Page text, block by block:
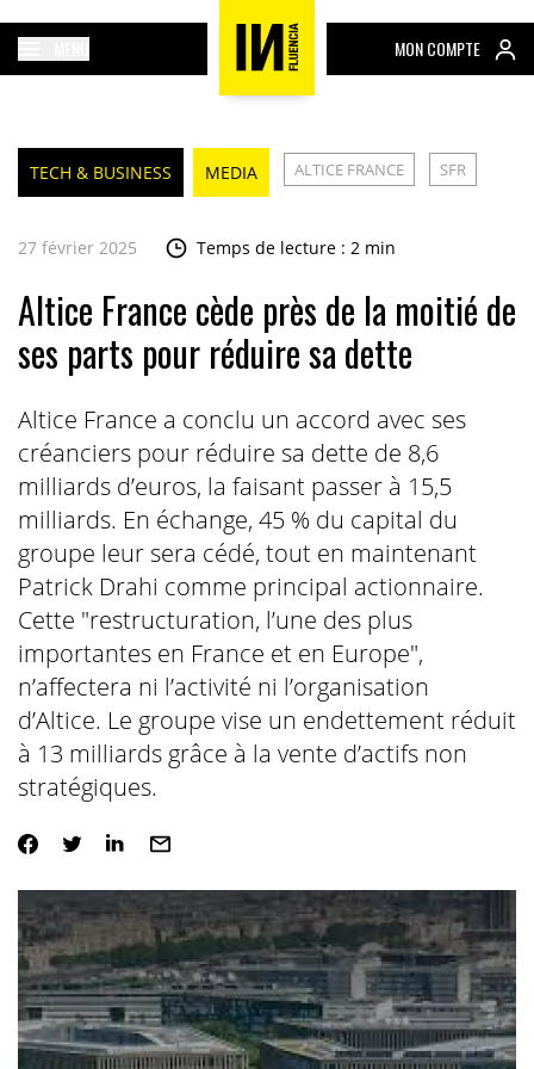
MON COMPTE
TECH & BUSINESS MEDIA ALTICE FRANCE SFR
27 février 2025 Temps de lecture : 2 min
Altice France cède près de la moitié de
ses parts pour réduire sa dette
Altice France a conclu un accord avec ses
créanciers pour réduire sa dette de 8,6
milliards d’euros, la faisant passer à 15,5
milliards. En échange, 45 % du capital du
groupe leur sera cédé, tout en maintenant
Patrick Drahi comme principal actionnaire.
Cette "restructuration, l’une des plus
importantes en France et en Europe",
n’affectera ni l’activité ni l’organisation
d’Altice. Le groupe vise un endettement réduit
à 13 milliards grâce à la vente d’actifs non
stratégiques.